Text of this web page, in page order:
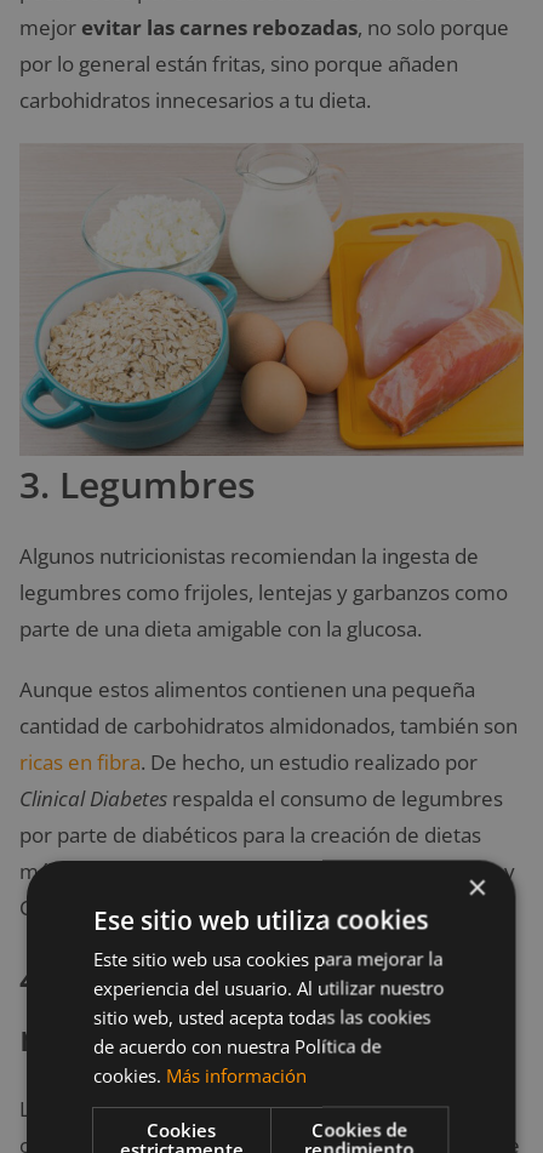
mejor evitar las carnes rebozadas, no solo porque
por lo general están fritas, sino porque añaden
carbohidratos innecesarios a tu dieta.
3. Legumbres
Algunos nutricionistas recomiendan la ingesta de
legumbres como frijoles, lentejas y garbanzos como
parte de una dieta amigable con la glucosa.
Aunque estos alimentos contienen una pequeña
cantidad de carbohidratos almidonados, también son
ricas en fibra. De hecho, un estudio realizado por
Clinical Diabetes respalda el consumo de legumbres
por parte de diabéticos para la creación de dietas
más saludables y basadas en plantas (Polak, Phillips y
Campbell, 2015).
4. Frutos secos y
mantequilla de frutos secos
Los frutos secos son altamente beneficiosas para tu
organismo. Aunque posean una pequeña cantidad de
×
Ese sitio web utiliza cookies
Este sitio web usa cookies para mejorar la
experiencia del usuario. Al utilizar nuestro
sitio web, usted acepta todas las cookies
de acuerdo con nuestra Política de
cookies. Más información
Cookies
Cookies de